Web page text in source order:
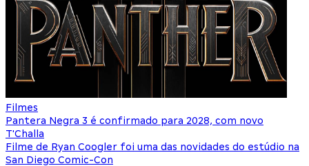
Filmes
Pantera Negra 3 é confirmado para 2028, com novo
T'Challa
Filme de Ryan Coogler foi uma das novidades do estúdio na
San Diego Comic-Con